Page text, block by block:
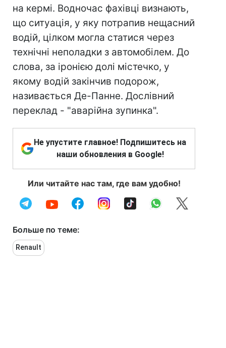
на кермі. Водночас фахівці визнають,
що ситуація, у яку потрапив нещасний
водій, цілком могла статися через
технічні неполадки з автомобілем. До
слова, за іронією долі містечко, у
якому водій закінчив подорож,
називається Де-Панне. Дослівний
переклад - "аварійна зупинка".
Не упустите главное! Подпишитесь на
наши обновления в Google!
Или читайте нас там, где вам удобно!
Больше по теме:
Renault